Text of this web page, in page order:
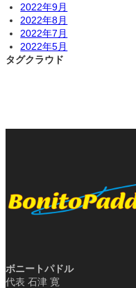
2022年9月
2022年8月
2022年7月
2022年5月
タグクラウド
ボニートパドル
代表 石津 寛